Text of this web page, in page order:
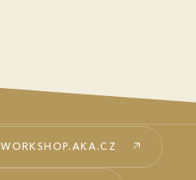
WORKSHOP.AKA.CZ